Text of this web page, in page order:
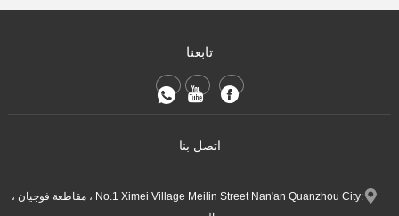
تابعنا
اتصل بنا
:No.1 Ximei Village Meilin Street Nan'an Quanzhou City ، مقاطعة فوجيان ،